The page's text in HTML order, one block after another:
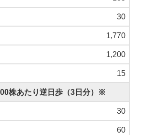
30
1,770
1,200
15
株あたり逆日歩（3日分）※
30
60